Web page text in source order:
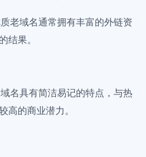
老域名通常拥有丰富的外链资
结果。
名具有简洁易记的特点，与热
高的商业潜力。